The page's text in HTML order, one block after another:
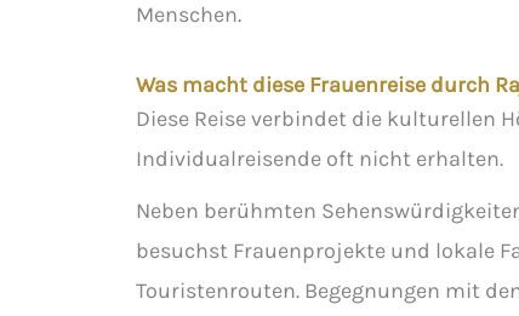
Menschen.
Was macht diese Frauenreise durch
Diese Reise verbindet die kulturellen
Individualreisende oft nicht erhalten.
Neben berühmten
besuchst Frauenprojekte und lokale
Touristenrouten. Begegnungen mit